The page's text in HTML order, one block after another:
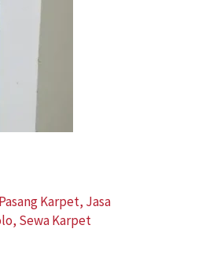
Karpet, Jasa
, Sewa Karpet